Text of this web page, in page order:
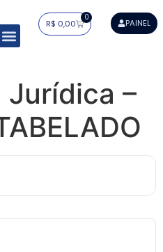
R$ 0,00
0
PAINEL
Jurídica –